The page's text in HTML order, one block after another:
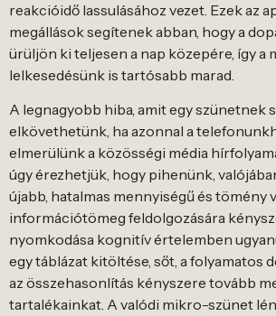
reakcióidő lassulásához vezet. Ezek az
megállások segítenek abban, hogy a
ürüljön ki teljesen a nap közepére, így a
lelkesedésünk is tartósabb marad.
A legnagyobb hiba, amit egy szünetnek
elkövethetünk, ha azonnal a
elmerülünk a közösségi média
úgy érezhetjük, hogy pihenünk,
újabb, hatalmas mennyiségű és tömény
információtömeg feldolgozására
nyomkodása kognitív értelemben
egy táblázat kitöltése, sőt, a folyamatos
az összehasonlítás kényszere tovább
tartalékainkat. A valódi mikro-szünet